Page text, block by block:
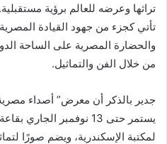
تراثها وعرضه للعالم برؤية
تأتي كجزء من جهود القيادة
والحضارة المصرية على الساحة
من خلال الفن والتماثيل.
جدير بالذكر أن معرض” أصداء
يستمر حتى 13 نوفمبر
لمكتبة الإسكندرية، ويضم صورًا